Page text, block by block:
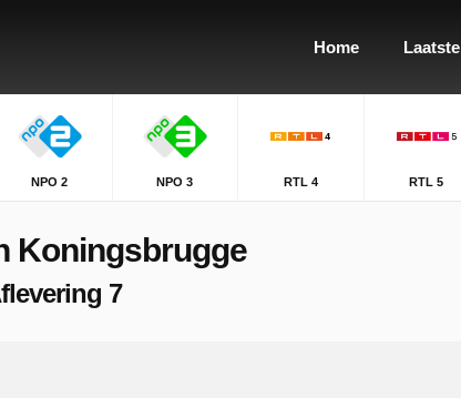
Home Laatste
NPO 2 NPO 3 RTL 4 RTL 5
Koningsbrugge
7